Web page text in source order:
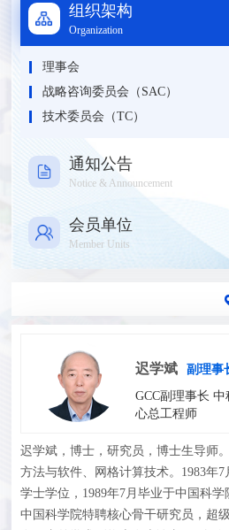
组织架构
Organization
理事会
战略咨询委员会（SAC）
技术委员会（TC）
通知公告
Notice & Announcement
会员单位
Member Units
迟学斌
副理事
GCC副理事长
心总工程师
迟学斌，博士，研究员，博士生导师
方法与软件、网格计算技术。1983年
学士学位，1989年7月毕业于中国科学
中国科学院特聘核心骨干研究员，超